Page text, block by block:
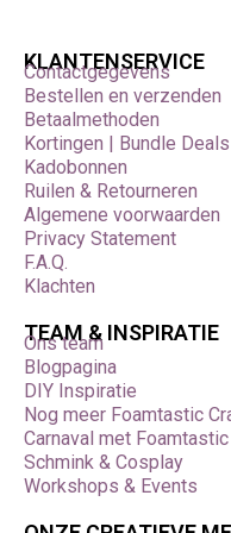
KLANTENSERVICE
Contactgegevens
Bestellen en verzenden
Betaalmethoden
Kortingen | Bundle
Kadobonnen
Ruilen & Retourneren
Algemene voorwaarden
Privacy Statement
F.A.Q.
Klachten
TEAM & INSPIRATIE
Ons team
Blogpagina
DIY Inspiratie
Nog meer Foamtastic
Carnaval met
Schmink & Cosplay
Workshops & Events